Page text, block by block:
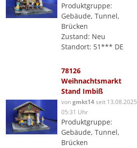
Produktgruppe:
Gebäude, Tunnel,
Brücken
Zustand: Neu
Standort: 51*** DE
78126
Weihnachtsmarkt
Stand Imbiß
vongmkt14seit 13.08.2025,
05:31 Uhr
Produktgruppe:
Gebäude, Tunnel,
Brücken